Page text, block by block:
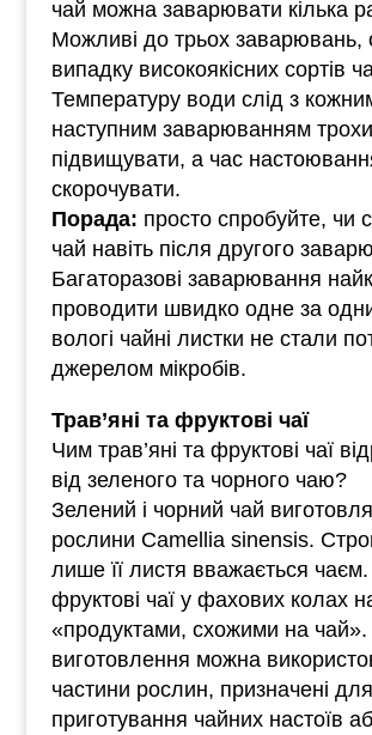
чай можна заварювати кілька
Можливі до трьох заварювань,
випадку високоякісних сортів
Температуру води слід з
наступним заварюванням трохи
підвищувати, а час
скорочувати.
Порада: просто спробуйте, чи
чай навіть після другого
Багаторазові заварювання
проводити швидко одне за
вологі чайні листки не стали
джерелом мікробів.
Трав’яні та фруктові чаї
Чим трав’яні та фруктові чаї
від зеленого та чорного чаю?
Зелений і чорний чай
рослини Camellia sinensis.
лише її листя вважається чаєм.
фруктові чаї у фахових колах
«продуктами, схожими на чай».
виготовлення можна
частини рослин, призначені для
приготування чайних настоїв